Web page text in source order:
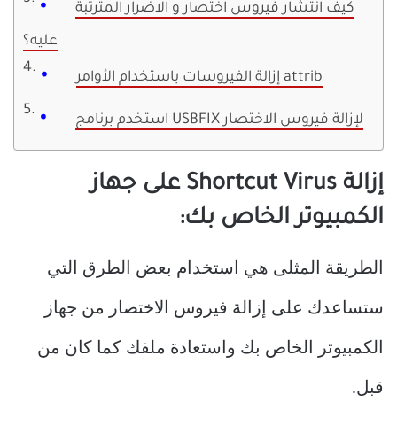
كيف انتشار فيروس اختصار و الاضرار المترتبة
عليه؟
إزالة الفيروسات باستخدام الأوامر attrib
استخدم برنامج USBFIX لإزالة فيروس الاختصار
إزالة Shortcut Virus على جهاز
الكمبيوتر الخاص بك:
الطريقة المثلى هي استخدام بعض الطرق التي
ستساعدك على إزالة فيروس الاختصار من جهاز
الكمبيوتر الخاص بك واستعادة ملفك كما كان من
قبل.